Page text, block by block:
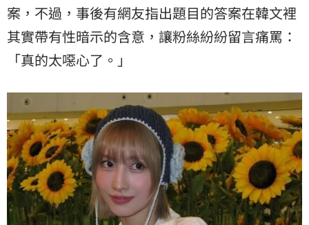
案，不過，事後有網友指出題目的答案在韓文裡
其實帶有性暗示的含意，讓粉絲紛紛留言痛罵：
「真的太噁心了。」